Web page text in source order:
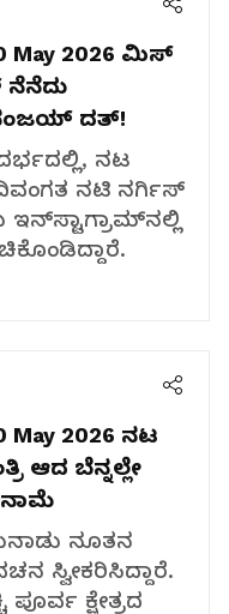
May 2026 ಮಿಸ್
ಸಂಜಯ್ ದತ್!
ನಟ
ನಟಿ ನರ್ಗಿಸ್
May 2026 ನಟ
ಬೆನ್ನಲ್ಲೇ
ನೂತನ
ಸ್ವೀಕರಿಸಿದ್ದಾರೆ.
ಕ್ಷೇತ್ರದ